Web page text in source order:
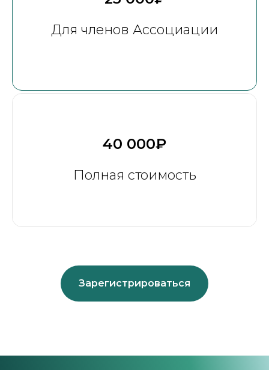
Для членов Ассоциации
40 000₽
Полная стоимость
Зарегистрироваться